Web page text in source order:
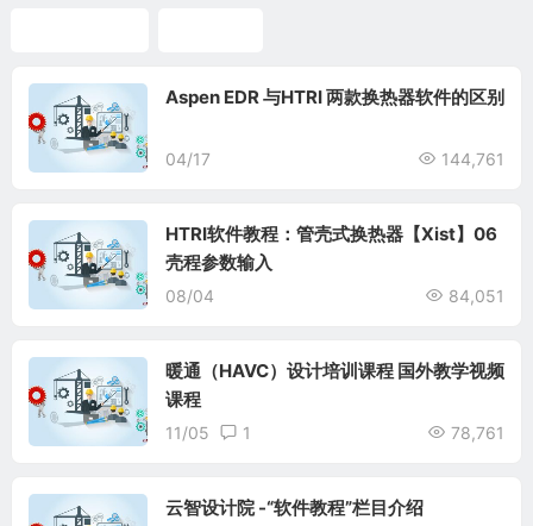
Aspen EDR 与HTRI 两款换热器软件的区别
04/17 144,761
HTRI软件教程：管壳式换热器【Xist】06
壳程参数输入
08/04 84,051
暖通（HAVC）设计培训课程 国外教学视频
课程
11/05 1 78,761
云智设计院 -“软件教程”栏目介绍